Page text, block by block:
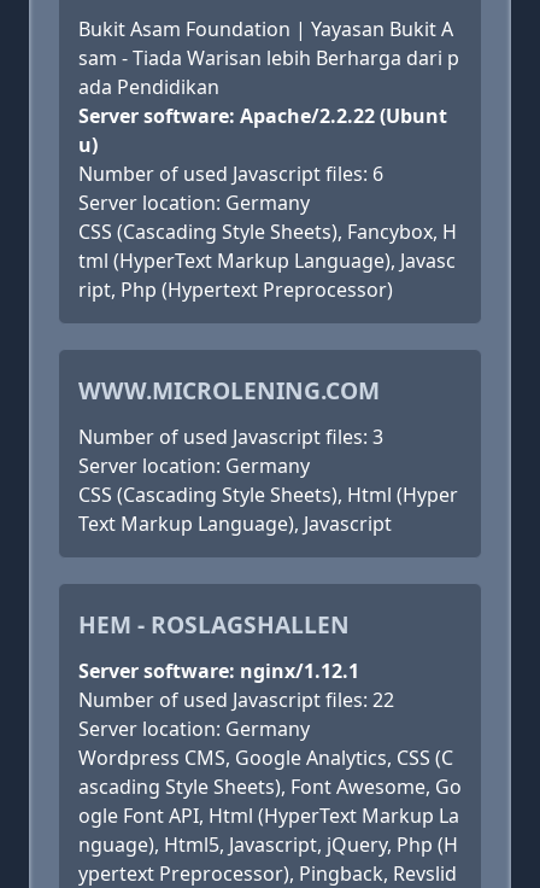
Bukit Asam Foundation | Yayasan Bukit A
sam - Tiada Warisan lebih Berharga dari p
ada Pendidikan
Server software: Apache/2.2.22 (Ubunt
u)
Number of used Javascript files: 6
Server location: Germany
CSS (Cascading Style Sheets), Fancybox, H
tml (HyperText Markup Language), Javasc
ript, Php (Hypertext Preprocessor)
WWW.MICROLENING.COM
Number of used Javascript files: 3
Server location: Germany
CSS (Cascading Style Sheets), Html (Hyper
Text Markup Language), Javascript
HEM - ROSLAGSHALLEN
Server software: nginx/1.12.1
Number of used Javascript files: 22
Server location: Germany
Wordpress CMS, Google Analytics, CSS (C
ascading Style Sheets), Font Awesome, Go
ogle Font API, Html (HyperText Markup La
nguage), Html5, Javascript, jQuery, Php (H
ypertext Preprocessor), Pingback, Revslid